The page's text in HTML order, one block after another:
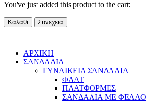
You've just added this product to the cart:
Καλάθι Συνέχεια
ΑΡΧΙΚΗ
ΣΑΝΔΑΛΙΑ
ΓΥΝΑΙΚΕΙΑ ΣΑΝΔΑΛΙΑ
ΦΛΑΤ
ΠΛΑΤΦΟΡΜΕΣ
ΣΑΝΔΑΛΙΑ ΜΕ ΦΕΛΛΟ